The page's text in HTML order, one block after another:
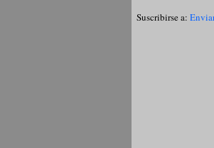
Suscribirse a: